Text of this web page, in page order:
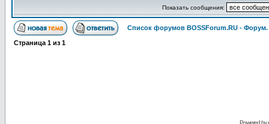
Показать сообщения:
Список форумов BOSSForum.RU -
Страница 1 из 1
Pоwerеd by